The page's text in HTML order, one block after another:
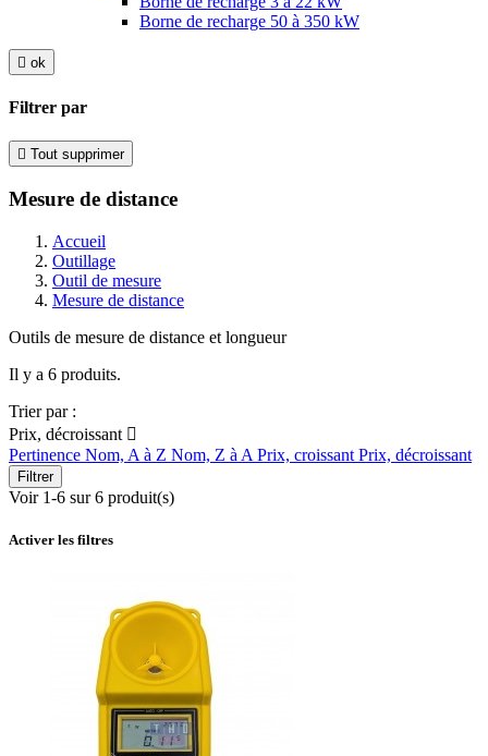
Borne de recharge 50 à 350 kW
 ok
Filtrer par
 Tout supprimer
Mesure de distance
Accueil
Outillage
Outil de mesure
Mesure de distance
Outils de mesure de distance et longueur
Il y a 6 produits.
Trier par :
Prix, décroissant 
Pertinence Nom, A à Z Nom, Z à A Prix, croissant Prix, décroissant
Filtrer
Voir 1-6 sur 6 produit(s)
Activer les filtres